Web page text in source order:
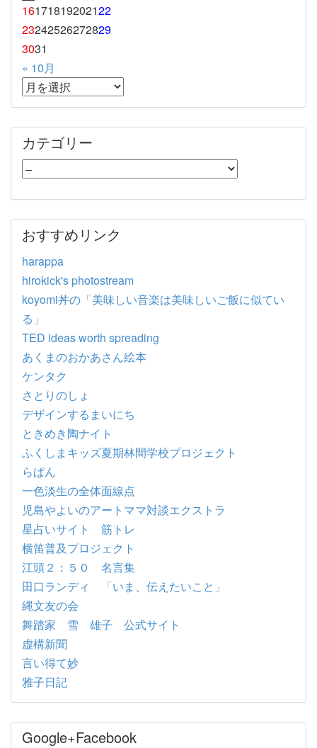
16171819202122
23242526272829
3031
« 10月
カテゴリー
おすすめリンク
harappa
hirokick's photostream
koyomi丼の「美味しい音楽は美味しいご飯に似てい
る」
TED ideas worth spreading
あくまのおかあさん絵本
ケンタク
さとりのしょ
デザインするまいにち
ときめき陶ナイト
ふくしまキッズ夏期林間学校プロジェクト
らぱん
一色淡生の全体面線点
児島やよいのアートママ対談エクストラ
星占いサイト 筋トレ
横笛普及プロジェクト
江頭２：５０ 名言集
田口ランディ 「いま、伝えたいこと」
縄文友の会
舞踏家 雪 雄子 公式サイト
虚構新聞
言い得て妙
雅子日記
Google+Facebook